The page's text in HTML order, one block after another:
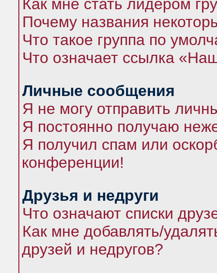
Как мне стать лидером
Почему названия
Что такое группа по
Что означает ссылка
Личные сообщения
Я не могу отправить
Я постоянно получаю
Я получил спам или
конференции!
Друзья и недруги
Что означают списки
Как мне добавлять/
друзей и недругов?